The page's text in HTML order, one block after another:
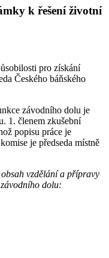
k řešení životní
pro získání
Českého báňského
závodního dolu je
1. členem zkušební
popisu práce je
je předseda místně
vzdělání a přípravy
dolu: